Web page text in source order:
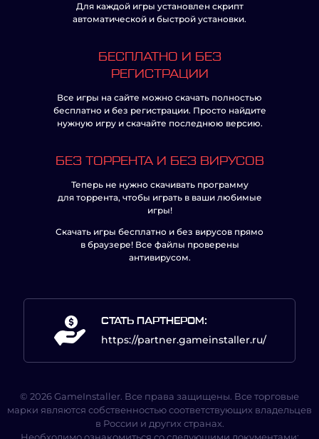
Для каждой игры установлен скрипт
автоматической и быстрой установки.
БЕСПЛАТНО И БЕЗ
РЕГИСТРАЦИИ
Все игры на сайте можно скачать полностью
бесплатно и без регистрации. Просто найдите
нужную игру и скачайте последнюю версию.
БЕЗ ТОРРЕНТА И БЕЗ ВИРУСОВ
Теперь не нужно скачивать программу
для торрента, чтобы играть в ваши любимые
игры!
Скачать игры бесплатно и без вирусов прямо
в браузере! Все файлы проверены
антивирусом.
СТАТЬ ПАРТНЕРОМ:
https://partner.gameinstaller.ru/
© 2026 GameInstaller. Все права защищены. Все торговые
марки являются собственностью соответствующих владельцев
в России и других странах.